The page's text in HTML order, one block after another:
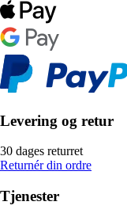
Levering og retur
30 dages returret
Returnér din ordre
Tjenester